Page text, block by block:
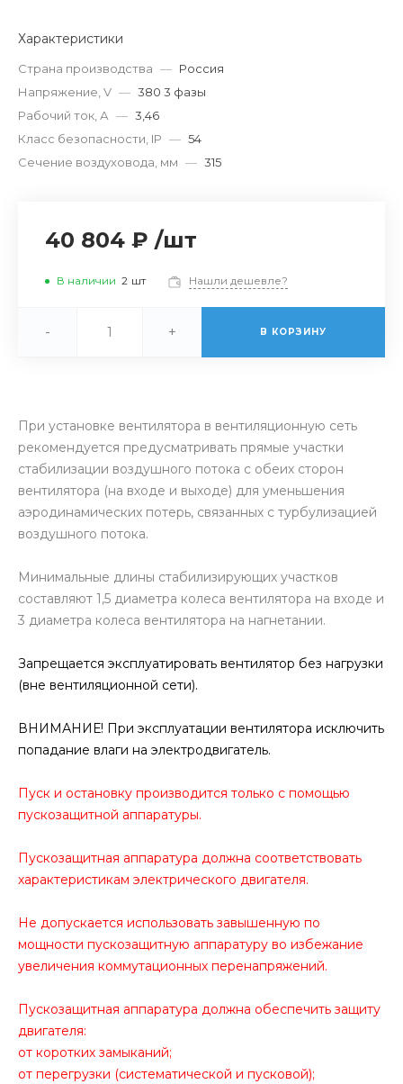
Характеристики
Страна производства — Россия
Напряжение, V — 380 3 фазы
Рабочий ток, А — 3,46
Класс безопасности, IP — 54
Сечение воздуховода, мм — 315
40 804 ₽ /шт
В наличии 2 шт Нашли дешевле?
- + В КОРЗИНУ
При установке вентилятора в вентиляционную сеть
рекомендуется предусматривать прямые участки
стабилизации воздушного потока с обеих сторон
вентилятора (на входе и выходе) для уменьшения
аэродинамических потерь, связанных с турбулизацией
воздушного потока.
Минимальные длины стабилизирующих участков
составляют 1,5 диаметра колеса вентилятора на входе и
3 диаметра колеса вентилятора на нагнетании.
Запрещается эксплуатировать вентилятор без нагрузки
(вне вентиляционной сети).
ВНИМАНИЕ! При эксплуатации вентилятора исключить
попадание влаги на электродвигатель.
Пуск и остановку производится только с помощью
пускозащитной аппаратуры.
Пускозащитная аппаратура должна соответствовать
характеристикам электрического двигателя.
Не допускается использовать завышенную по
мощности пускозащитную аппаратуру во избежание
увеличения коммутационных перенапряжений.
Пускозащитная аппаратура должна обеспечить защиту
двигателя:
от коротких замыканий;
от перегрузки (систематической и пусковой);